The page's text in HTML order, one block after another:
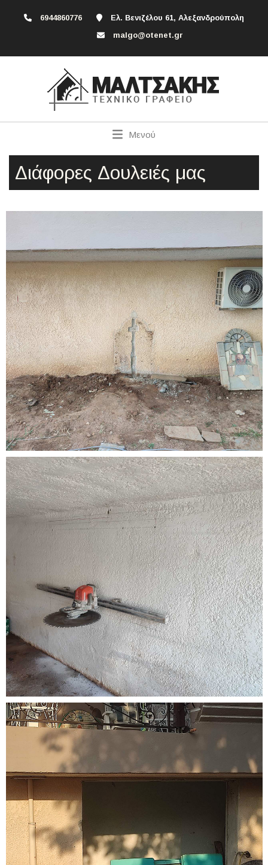
6944860776
Ελ. Βενιζέλου 61, Αλεξανδρούπολη
malgo@otenet.gr
Μενού
Διάφορες Δουλειές μας